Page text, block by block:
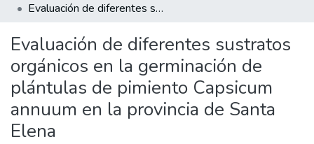
Statistics
Evaluación de diferentes sustratos orgánicos en la germinación de plántulas de pimiento Capsicum annuum en la provincia de Santa Elena
Evaluación de diferentes sustratos
orgánicos en la germinación de
plántulas de pimiento Capsicum
annuum en la provincia de Santa
Elena